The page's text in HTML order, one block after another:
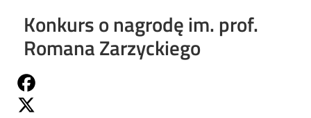
Konkurs o nagrodę im. prof.
Romana Zarzyckiego